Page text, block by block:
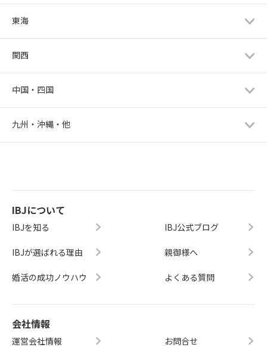
東海
関西
中国・四国
九州・沖縄・他
IBJについて
IBJを知る
IBJが選ばれる理由
婚活の成功ノウハウ
IBJ公式ブログ
親御様へ
よくある質問
会社情報
運営会社情報 お問合せ